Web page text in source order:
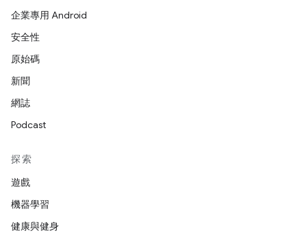
企業專用 Android
安全性
原始碼
新聞
網誌
Podcast
探索
遊戲
機器學習
健康與健身